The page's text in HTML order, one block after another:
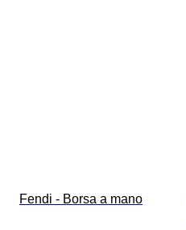
Fendi - Borsa a mano